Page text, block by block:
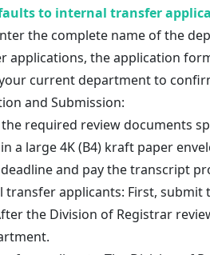
to internal transfer
the complete name of the
applications, the application
current department to
and Submission:
the required review documents
a large 4K (B4) kraft paper
and pay the transcript
transfer applicants: First,
the Division of Registrar